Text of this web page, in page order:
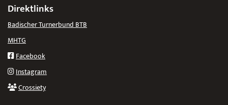
Direktlinks
Badischer Turnerbund BTB
MHTG
Facebook
Instagram
Crossiety